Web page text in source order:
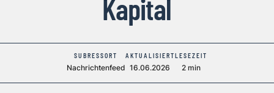
Kapital
SUBRESSORT
Nachrichtenfeed
AKTUALISIERT
16.06.2026
LESEZEIT
2 min